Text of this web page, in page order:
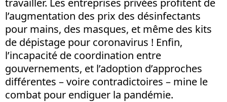
travailler. Les entreprises privées profitent de
l’augmentation des prix des désinfectants
pour mains, des masques, et même des kits
de dépistage pour coronavirus ! Enfin,
l’incapacité de coordination entre
gouvernements, et l’adoption d’approches
différentes – voire contradictoires – mine le
combat pour endiguer la pandémie.